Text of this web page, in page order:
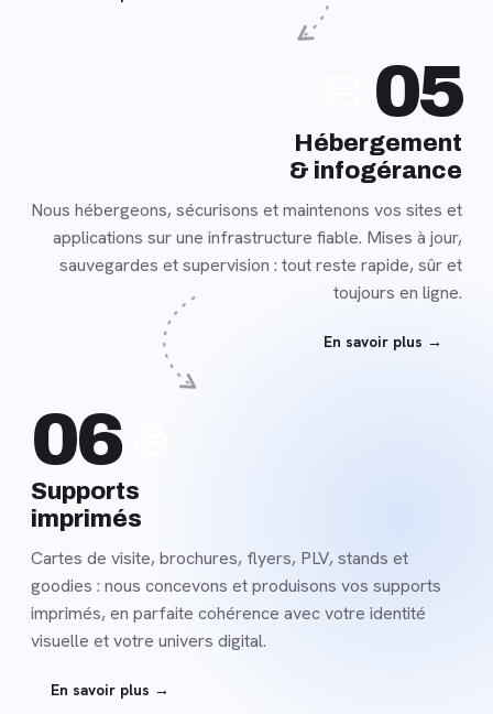
05
Hébergement
& infogérance
Nous hébergeons, sécurisons et maintenons vos sites et
applications sur une infrastructure fiable. Mises à jour,
sauvegardes et supervision : tout reste rapide, sûr et
toujours en ligne.
En savoir plus →
Cartes de visite, brochures, flyers, PLV, stands et
goodies : nous concevons et produisons vos supports
imprimés, en parfaite cohérence avec votre identité
visuelle et votre univers digital.
En savoir plus →
Supports
imprimés
06